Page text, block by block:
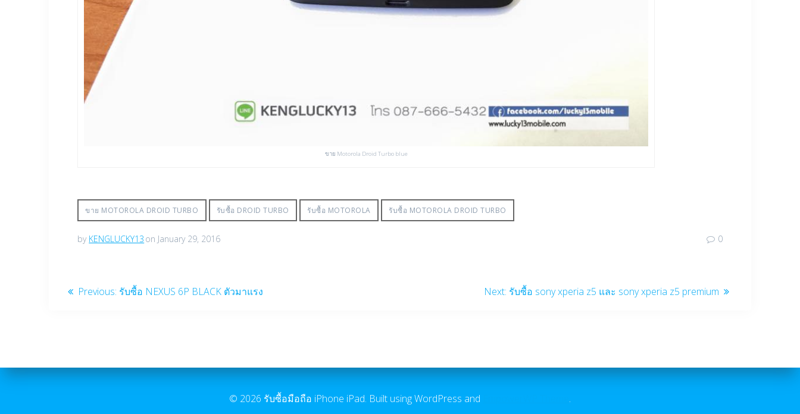
ขาย Motorola Droid Turbo blue
ขาย MOTOROLA DROID TURBO รับซื้อ DROID TURBO รับซื้อ MOTOROLA รับซื้อ MOTOROLA DROID TURBO
by KENGLUCKY13 on January 29, 2016 0
Post
Previous: Previous
รับซื้อ NEXUS 6P BLACK ตัวมาแรง Next: Next
รับซื้อ sony xperia z5 และ sony xperia z5 premium
© 2026 รับซื้อมือถือ iPhone iPad. Built using WordPress and .